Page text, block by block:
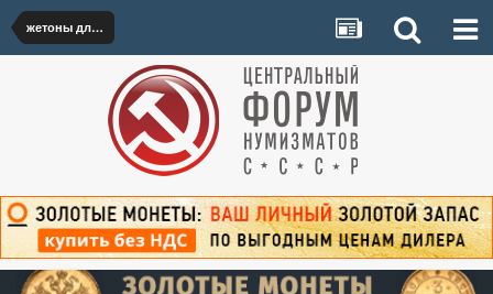
жетоны для украшения